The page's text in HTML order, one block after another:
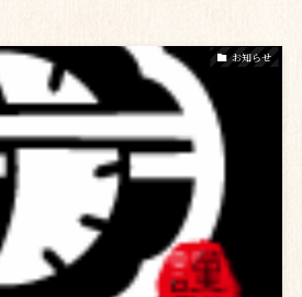
お知らせ